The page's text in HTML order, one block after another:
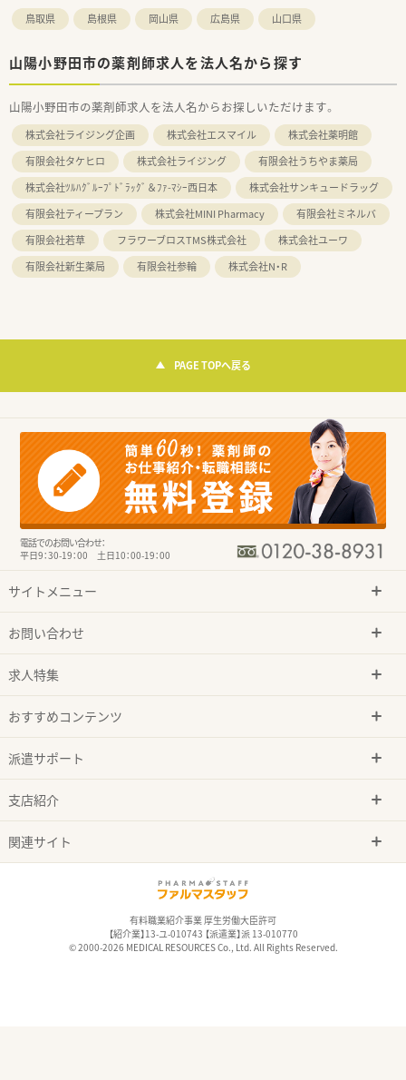
鳥取県 島根県 岡山県 広島県 山口県
山陽小野田市の薬剤師求人を法人名から探す
山陽小野田市の薬剤師求人を法人名からお探しいただけます。
株式会社ライジング企画 株式会社エスマイル
株式会社薬明館
有限会社タケヒロ
株式会社ライジング
有限会社うちやま薬局
株式会社ﾂﾙﾊｸﾞﾙｰﾌﾟﾄﾞﾗｯｸﾞ＆ﾌｧ-ﾏｼｰ西日本
株式会社サンキュードラッグ
有限会社ティープラン
株式会社MINI Pharmacy
有限会社ミネルバ
有限会社若草
フラワーブロスTMS株式会社
株式会社ユーワ
有限会社新生薬局
有限会社参輪 株式会社N・R
PAGE TOPへ戻る
電話でのお問い合わせ：
平日9：30-19：00 土日10：00-19：00
サイトメニュー
お問い合わせ
求人特集
おすすめコンテンツ
派遣サポート
支店紹介
関連サイト
有料職業紹介事業 厚生労働大臣許可
【紹介業】13-ユ-010743 【派遣業】派 13-010770
© 2000-2026 MEDICAL RESOURCES Co., Ltd. All Rights Reserved.